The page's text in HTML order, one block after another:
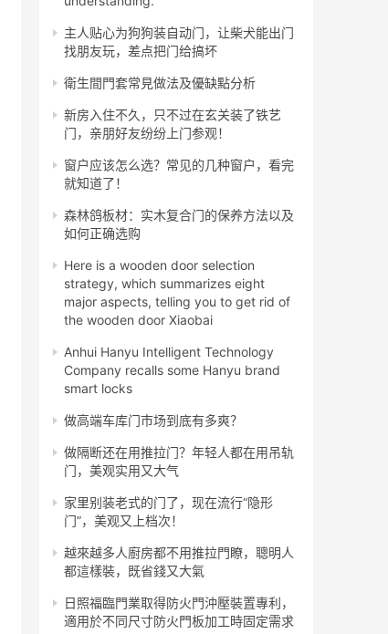
主人贴心为狗狗装自动门，让柴犬能出门
找朋友玩，差点把门给搞坏
衛生間門套常見做法及優缺點分析
新房入住不久，只不过在玄关装了铁艺
门，亲朋好友纷纷上门参观！
窗户应该怎么选？常见的几种窗户，看完
就知道了！
森林鸽板材：实木复合门的保养方法以及
如何正确选购
Here is a wooden door selection
strategy, which summarizes eight
major aspects, telling you to get rid of
the wooden door Xiaobai
Anhui Hanyu Intelligent Technology
Company recalls some Hanyu brand
smart locks
做高端车库门市场到底有多爽？
做隔断还在用推拉门？年轻人都在用吊轨
门，美观实用又大气
家里别装老式的门了，现在流行“隐形
门”，美观又上档次！
越來越多人廚房都不用推拉門瞭，聰明人
都這樣裝，既省錢又大氣
日照福臨門業取得防火門沖壓裝置專利，
適用於不同尺寸防火門板加工時固定需求